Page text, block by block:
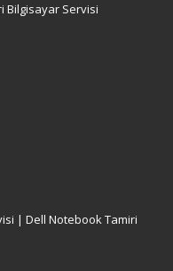
Bilgisayar Servisi
| Dell Notebook Tamiri